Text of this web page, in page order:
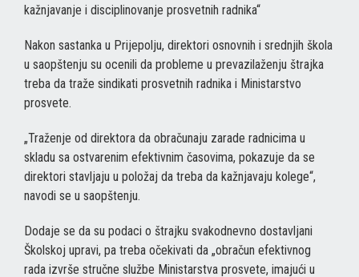
kažnjavanje i disciplinovanje prosvetnih radnika“
Nakon sastanka u Prijepolju, direktori osnovnih i srednjih škola
u saopštenju su ocenili da probleme u prevazilaženju štrajka
treba da traže sindikati prosvetnih radnika i Ministarstvo
prosvete.
„Traženje od direktora da obračunaju zarade radnicima u
skladu sa ostvarenim efektivnim časovima, pokazuje da se
direktori stavljaju u položaj da treba da kažnjavaju kolege“,
navodi se u saopštenju.
Dodaje se da su podaci o štrajku svakodnevno dostavljani
Školskoj upravi, pa treba očekivati da „obračun efektivnog
rada izvrše stručne službe Ministarstva prosvete, imajući u